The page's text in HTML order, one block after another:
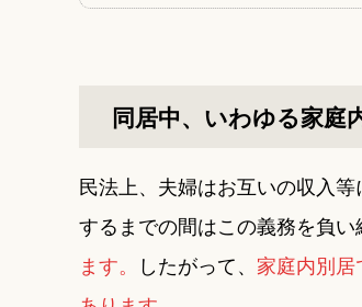
同居中、いわゆる家庭
民法上、夫婦はお互いの収入等
するまでの間はこの義務を負い
ます。
したがって、 家庭内別